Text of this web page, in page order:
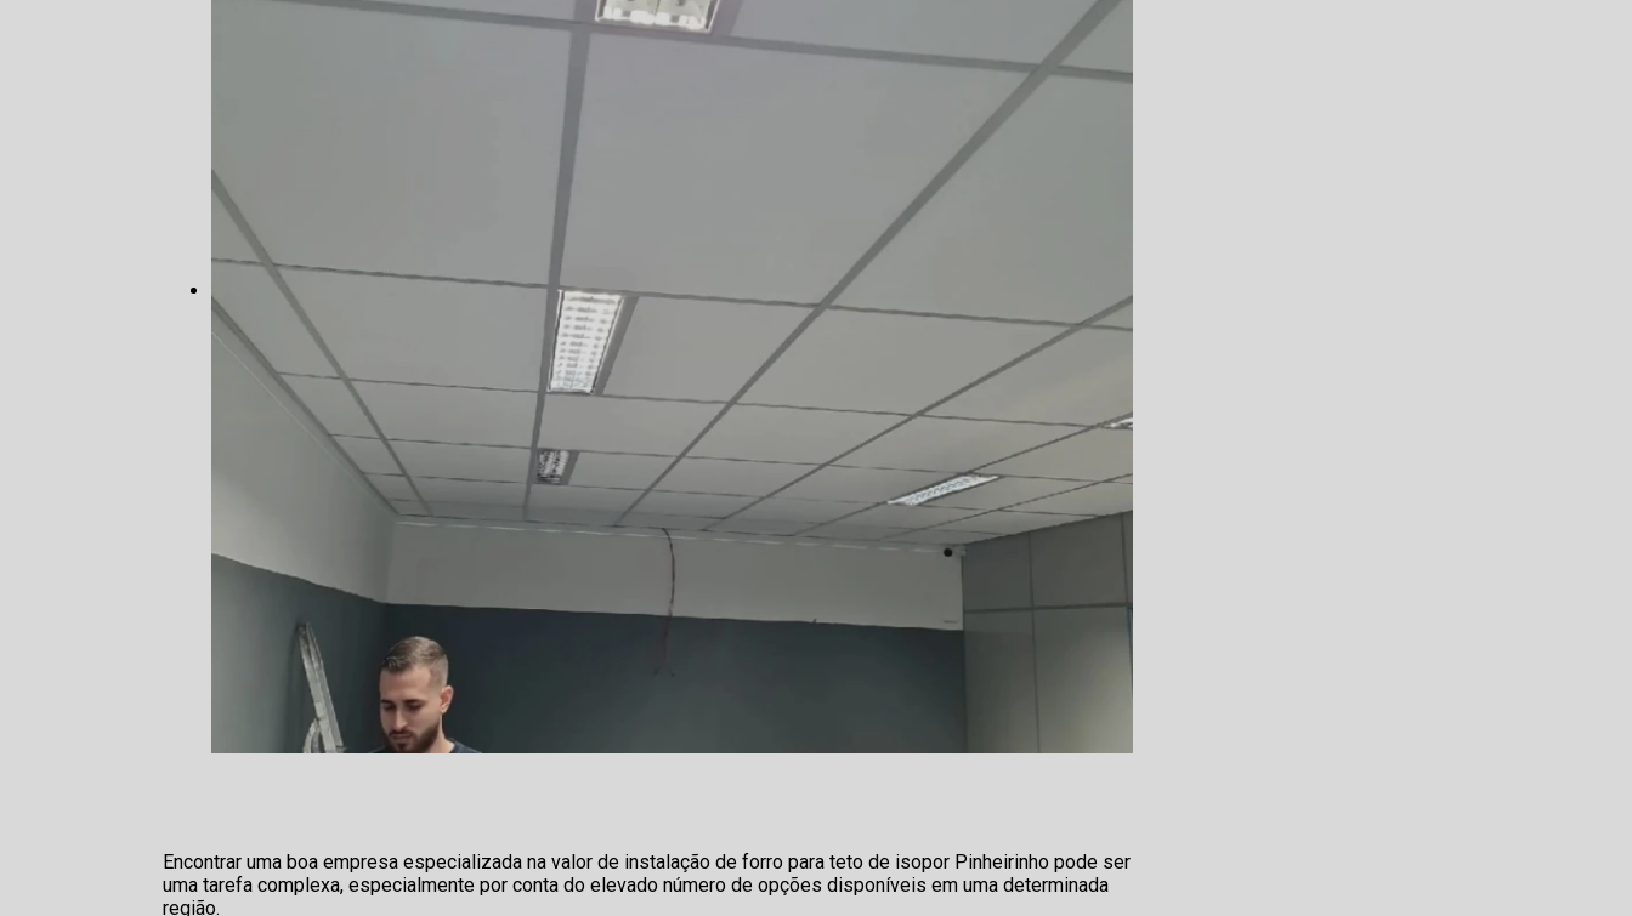
Encontrar uma boa empresa especializada na valor de instalação de forro para teto de isopor Pinheirinho pode ser
uma tarefa complexa, especialmente por conta do elevado número de opções disponíveis em uma determinada
região.